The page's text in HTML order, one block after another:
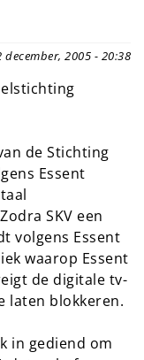
2005 - 20:38
de Stichting
Essent
SKV een
volgens Essent
waarop Essent
de digitale tv-
laten blokkeren.
in gediend om